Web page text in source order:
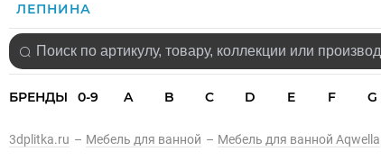
ЛЕПНИНА
БРЕНДЫ 0-9 A B C D E F G
3dplitka.ru – Мебель для ванной – Мебель для ванной Aqwella